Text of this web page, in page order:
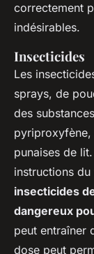
correctement
indésirables.
Insecticides
Les
sprays, de
des
punaises de
instructions
insecticides
dangereux
peut entraîner
dose peut